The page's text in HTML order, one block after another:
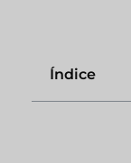
Índice